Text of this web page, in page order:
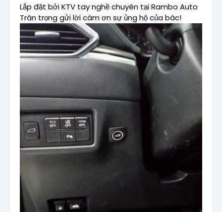
Lắp đặt bởi KTV tay nghề chuyên tại Rambo Auto
Trân trọng gửi lời cám ơn sự ủng hộ của bác!